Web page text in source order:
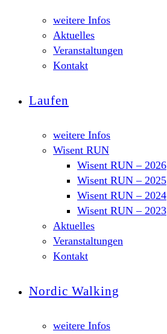
weitere Infos
Aktuelles
Veranstaltungen
Kontakt
Laufen
weitere Infos
Wisent RUN
Wisent RUN – 2026
Wisent RUN – 2025
Wisent RUN – 2024
Wisent RUN – 2023
Aktuelles
Veranstaltungen
Kontakt
Nordic Walking
weitere Infos